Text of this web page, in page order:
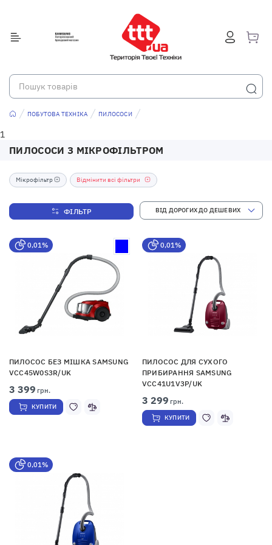
ПОБУТОВА ТЕХНІКА ПИЛОСОСИ
1
ПИЛОСОСИ З МІКРОФІЛЬТРОМ
0,01%
ПИЛОСОС БЕЗ МІШКА SAMSUNG
VCC45W0S3R/UK
3 399 грн.
КУПИТИ
0,01%
ПИЛОСОС ДЛЯ СУХОГО
ПРИБИРАННЯ SAMSUNG
VCC41U1V3P/UK
3 299 грн.
КУПИТИ
0,01%
Мікрофільтр Відмінити всі фільтри
ФІЛЬТР